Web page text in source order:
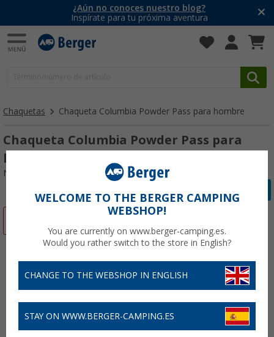
¿Aún no conoces nuestro blog?
Inspírate para tu próxima aventura
Chaquetas Chaqueta Columbia Powder Pass para hombre
Chaqueta Columbia Powder Pass para
hombre
Nº de artículo 633788S
WELCOME TO THE BERGER CAMPING
WEBSHOP!
You are currently on www.berger-camping.es.
Would you rather switch to the store in English?
CHANGE TO THE WEBSHOP IN ENGLISH
STAY ON WWW.BERGER-CAMPING.ES